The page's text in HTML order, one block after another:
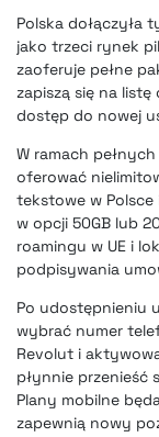
Polska dołączyła
jako trzeci rynek
zaoferuje pełne
zapiszą się na
dostęp do nowej
W ramach
oferować
tekstowe w
w opcji 50GB lub
roamingu w UE i
podpisywania
Po udostępnieniu
wybrać numer
Revolut i
płynnie przenieść
Plany mobilne
zapewnią nowy